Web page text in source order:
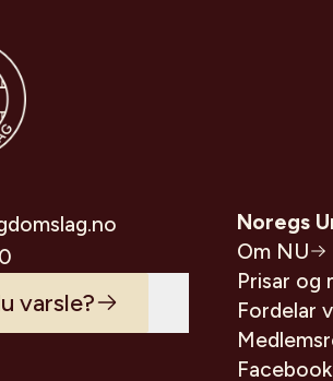
varsle?
Noregs
Om NU
Prisar og
Fordelar